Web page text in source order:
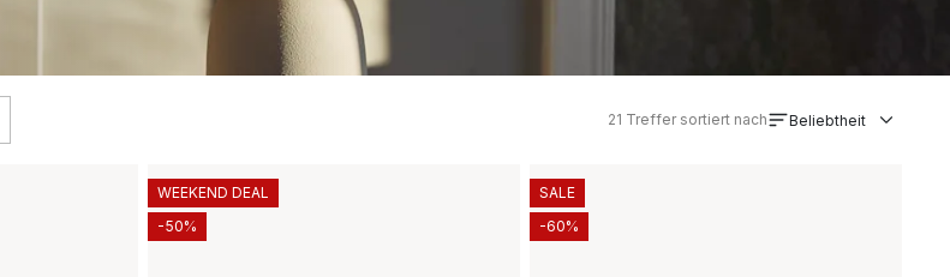
21 Treffer sortiert nach Beliebtheit
WEEKEND DEAL
-50%
SALE
-60%